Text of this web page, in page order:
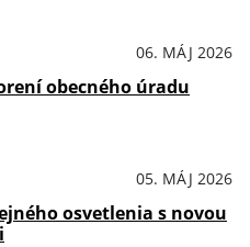
06. MÁJ 2026
obecného úradu
05. MÁJ 2026
osvetlenia s novou